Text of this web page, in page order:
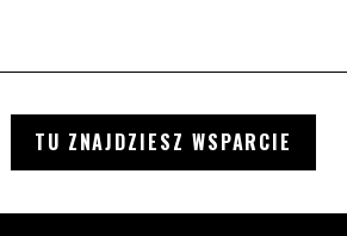
TU ZNAJDZIESZ WSPARCIE